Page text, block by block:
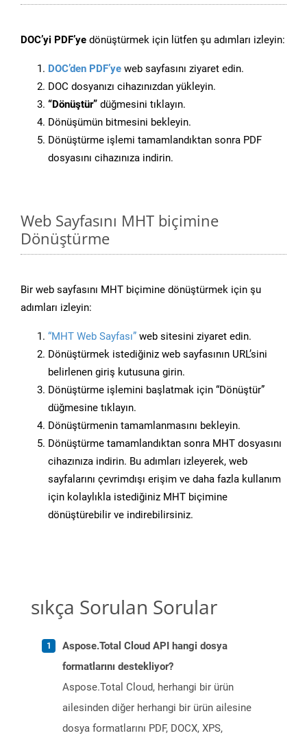
DOC’yi PDF’ye dönüştürmek için lütfen şu adımları izleyin:
DOC’den PDF’ye web sayfasını ziyaret edin.
DOC dosyanızı cihazınızdan yükleyin.
“Dönüştür” düğmesini tıklayın.
Dönüşümün bitmesini bekleyin.
Dönüştürme işlemi tamamlandıktan sonra PDF
dosyasını cihazınıza indirin.
Web Sayfasını MHT biçimine
Dönüştürme
Bir web sayfasını MHT biçimine dönüştürmek için şu
adımları izleyin:
“MHT Web Sayfası” web sitesini ziyaret edin.
Dönüştürmek istediğiniz web sayfasının URL’sini
belirlenen giriş kutusuna girin.
Dönüştürme işlemini başlatmak için “Dönüştür”
düğmesine tıklayın.
Dönüştürmenin tamamlanmasını bekleyin.
Dönüştürme tamamlandıktan sonra MHT dosyasını
cihazınıza indirin. Bu adımları izleyerek, web
sayfalarını çevrimdışı erişim ve daha fazla kullanım
için kolaylıkla istediğiniz MHT biçimine
dönüştürebilir ve indirebilirsiniz.
sıkça Sorulan Sorular
Aspose.Total Cloud API hangi dosya
formatlarını destekliyor?
Aspose.Total Cloud, herhangi bir ürün
ailesinden diğer herhangi bir ürün ailesine
dosya formatlarını PDF, DOCX, XPS,